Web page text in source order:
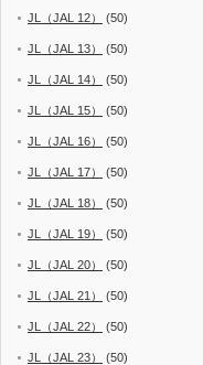
JL（JAL 12） (50)
JL（JAL 13） (50)
JL（JAL 14） (50)
JL（JAL 15） (50)
JL（JAL 16） (50)
JL（JAL 17） (50)
JL（JAL 18） (50)
JL（JAL 19） (50)
JL（JAL 20） (50)
JL（JAL 21） (50)
JL（JAL 22） (50)
JL（JAL 23） (50)